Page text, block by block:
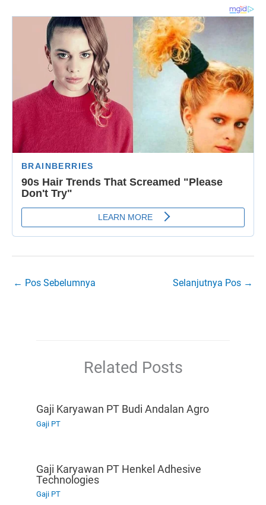
← Pos Sebelumnya Selanjutnya Pos →
Related Posts
Gaji Karyawan PT Budi Andalan Agro
Gaji PT
Gaji Karyawan PT Henkel Adhesive
Technologies
Gaji PT